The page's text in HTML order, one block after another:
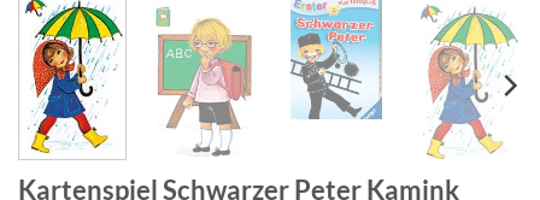
Kartenspiel Schwarzer Peter Kamink